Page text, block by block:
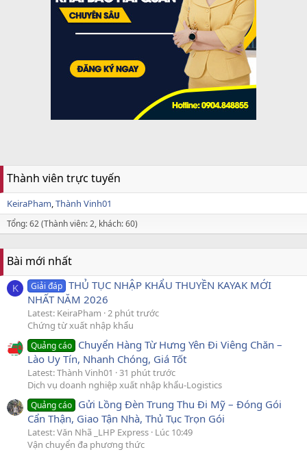
Thành viên trực tuyến
KeiraPham Thành Vinh01
Tổng: 62 (Thành viên: 2, khách: 60)
Bài mới nhất
K Giải đáp THỦ TỤC NHẬP KHẨU THUYỀN KAYAK MỚI
NHẤT NĂM 2026
Latest: KeiraPham 2 phút trước
Chứng từ xuất nhập khẩu
Quảng cáo Chuyển Hàng Từ Hưng Yên Đi Viêng Chăn –
Lào Uy Tín, Nhanh Chóng, Giá Tốt
Latest: Thành Vinh01
31 phút trước
Dịch vụ doanh nghiệp xuất nhập khẩu-Logistics
Quảng cáo Gửi Lồng Đèn Trung Thu Đi Mỹ – Đóng Gói
Cẩn Thận, Giao Tận Nhà, Thủ Tục Trọn Gói
Latest: Văn Nhã _LHP Express Lúc 10:49
Vận chuyển đa phương thức